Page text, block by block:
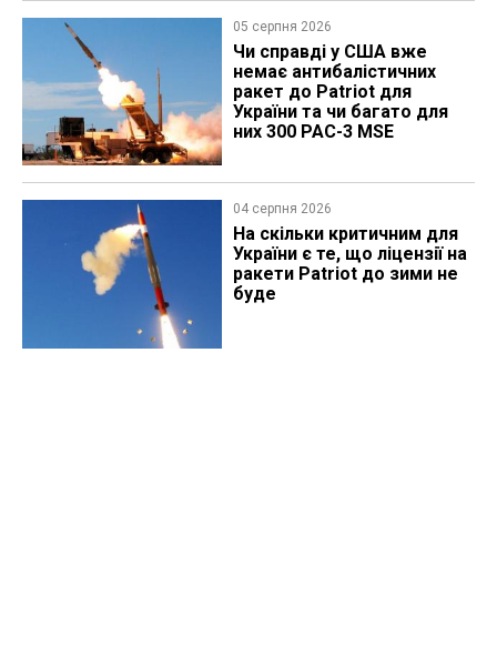
05 серпня 2026
Чи справді у США вже
немає антибалістичних
ракет до Patriot для
України та чи багато для
них 300 PAC-3 MSE
04 серпня 2026
На скільки критичним для
України є те, що ліцензії на
ракети Patriot до зими не
буде